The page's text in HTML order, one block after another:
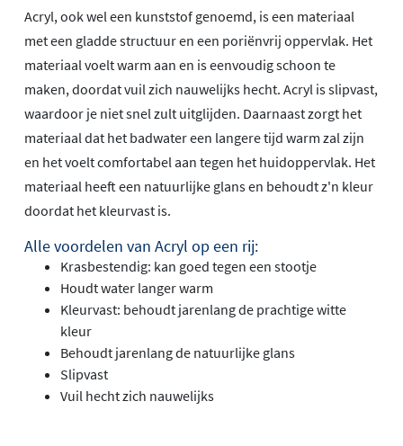
Acryl, ook wel een kunststof genoemd, is een materiaal
met een gladde structuur en een poriënvrij oppervlak. Het
materiaal voelt warm aan en is eenvoudig schoon te
maken, doordat vuil zich nauwelijks hecht. Acryl is slipvast,
waardoor je niet snel zult uitglijden. Daarnaast zorgt het
materiaal dat het badwater een langere tijd warm zal zijn
en het voelt comfortabel aan tegen het huidoppervlak. Het
materiaal heeft een natuurlijke glans en behoudt z'n kleur
doordat het kleurvast is.
Alle voordelen van Acryl op een rij:
Krasbestendig: kan goed tegen een stootje
Houdt water langer warm
Kleurvast: behoudt jarenlang de prachtige witte
kleur
Behoudt jarenlang de natuurlijke glans
Slipvast
Vuil hecht zich nauwelijks